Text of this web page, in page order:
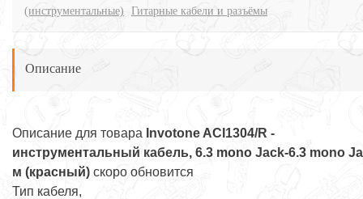
(инструментальные) Гитарные кабели и разъёмы
Описание
Описание для товара Invotone ACI1304/R -
инструментальный кабель, 6.3 mono Jack-6.3 mono
м (красный) скоро обновится
Тип кабеля,